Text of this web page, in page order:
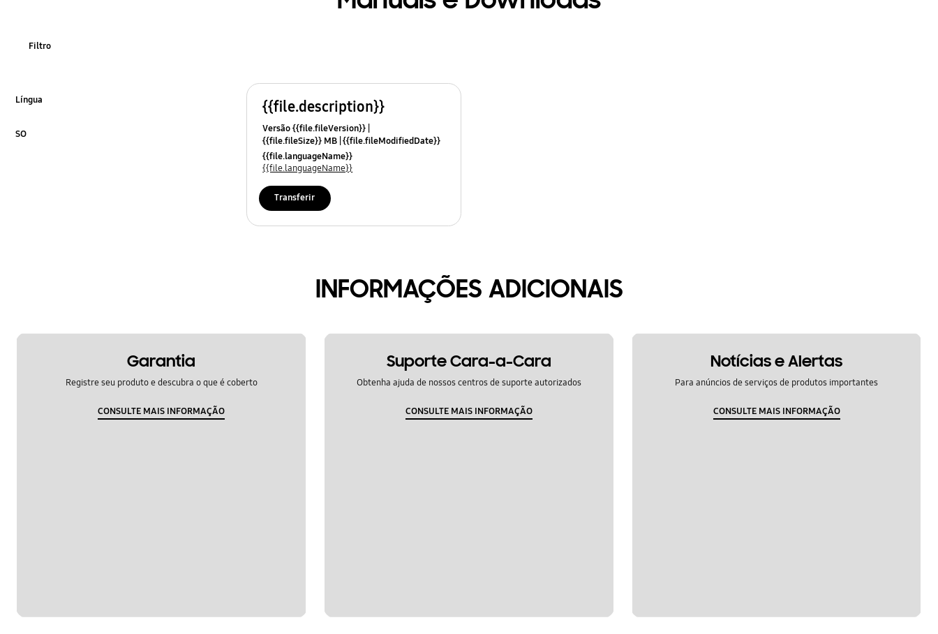
Filtro
Língua
SO
{{file.description}}
Versão {{file.fileVersion}}
{{file.fileSize}} MB {{file.fileModifiedDate}}
{{file.osNames}}
{{file.languageName}}
{{file.languageName}}
Transferir
INFORMAÇÕES ADICIONAIS
Garantia
Registre seu produto e descubra o que é coberto
CONSULTE MAIS INFORMAÇÃO
Suporte Cara-a-Cara
Obtenha ajuda de nossos centros de suporte autorizados
CONSULTE MAIS INFORMAÇÃO
Notícias e Alertas
Para anúncios de serviços de produtos importantes
CONSULTE MAIS INFORMAÇÃO